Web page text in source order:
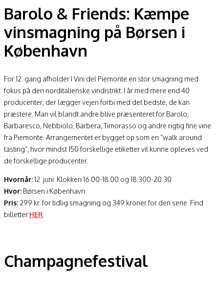
Barolo & Friends: Kæmpe
vinsmagning på Børsen i
København
For 12. gang afholder I Vini del Piemonte en stor smagning med
fokus på den norditalienske vindistrikt. I år med mere end 40
producenter, der lægger vejen forbi med det bedste, de kan
præstere. Man vil blandt andre blive præsenteret for Barolo,
Barbaresco, Nebbiolo, Barbera, Timorasso og andre rigtig fine vine
fra Piemonte. Arrangementet er bygget op som en ”walk around
tasting”, hvor mindst 150 forskellige etiketter vil kunne opleves ved
de forskellige producenter.
Hvornår:12. juni. Klokken 16.00-18.00 og 18.300-20.30
Hvor: Børsen i København
Pris: 299 kr. for tidlig smagning og 349 kroner for den sene. Find
billetter HER
Champagnefestival